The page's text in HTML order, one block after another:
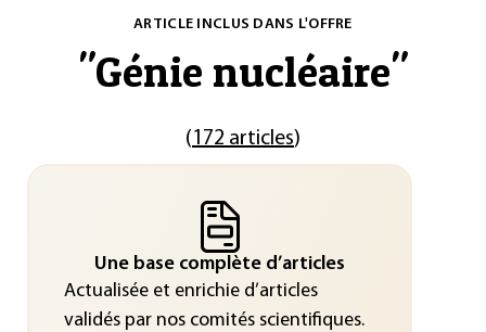
ARTICLE INCLUS DANS L'OFFRE
"Génie nucléaire"
(172 articles)
Une base complète d’articles
Actualisée et enrichie d’articles
validés par nos comités scientifiques.